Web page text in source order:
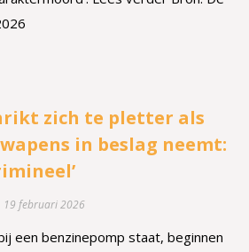
zich te pletter als
in beslag neemt:
19 februari 2026
een benzinepomp staat, beginnen